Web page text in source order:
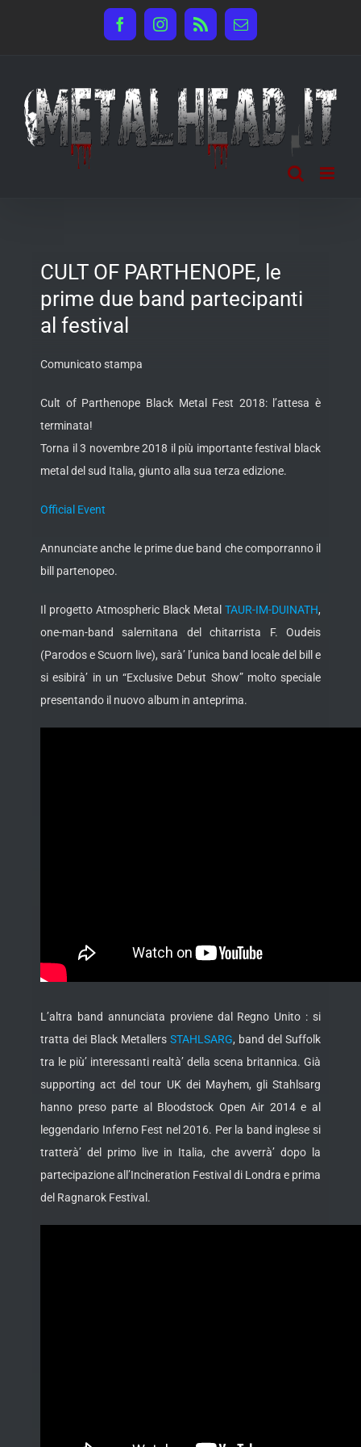
FacebookInstagram
Rss Email
CULT OF PARTHENOPE, le
prime due band partecipanti
al festival
Comunicato stampa
Cult of Parthenope Black Metal Fest 2018: l’attesa è
terminata!
Torna il 3 novembre 2018 il più importante festival black
metal del sud Italia, giunto alla sua terza edizione.
Official Event
Annunciate anche le prime due band che comporranno il
bill partenopeo.
Il progetto Atmospheric Black Metal TAUR-IM-DUINATH,
one-man-band salernitana del chitarrista F. Oudeis
(Parodos e Scuorn live), sarà’ l’unica band locale del bill e
si esibirà’ in un “Exclusive Debut Show” molto speciale
presentando il nuovo album in anteprima.
L’altra band annunciata proviene dal Regno Unito : si
tratta dei Black Metallers STAHLSARG, band del Suffolk
tra le più’ interessanti realtà’ della scena britannica. Già
supporting act del tour UK dei Mayhem, gli Stahlsarg
hanno preso parte al Bloodstock Open Air 2014 e al
leggendario Inferno Fest nel 2016. Per la band inglese si
tratterà’ del primo live in Italia, che avverrà’ dopo la
partecipazione all’Incineration Festival di Londra e prima
del Ragnarok Festival.